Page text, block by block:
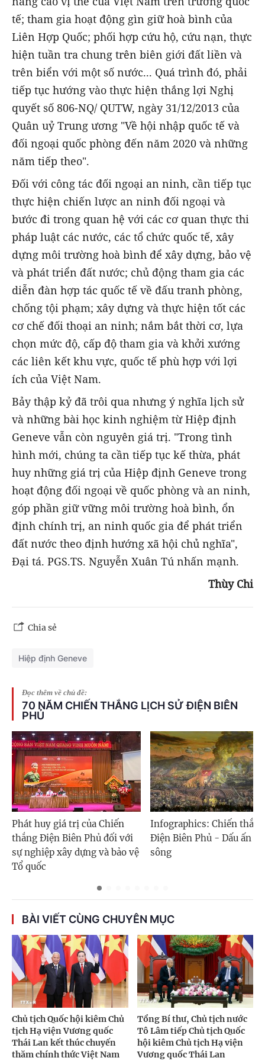
tế; tham gia hoạt động gìn giữ hoà bình của
Liên Hợp Quốc; phối hợp cứu hộ, cứu nạn, thực
hiện tuần tra chung trên biên giới đất liền và
trên biển với một số nước... Quá trình đó, phải
tiếp tục hướng vào thực hiện thắng lợi Nghị
quyết số 806-NQ/ QUTW, ngày 31/12/2013 của
Quân uỷ Trung ương "Về hội nhập quốc tế và
đối ngoại quốc phòng đến năm 2020 và những
năm tiếp theo".
Đối với công tác đối ngoại an ninh, cần tiếp tục
thực hiện chiến lược an ninh đối ngoại và
bước đi trong quan hệ với các cơ quan thực thi
pháp luật các nước, các tổ chức quốc tế, xây
dựng môi trường hoà bình để xây dựng, bảo vệ
và phát triển đất nước; chủ động tham gia các
diễn đàn hợp tác quốc tế về đấu tranh phòng,
chống tội phạm; xây dựng và thực hiện tốt các
cơ chế đối thoại an ninh; nắm bắt thời cơ, lựa
chọn mức độ, cấp độ tham gia và khởi xướng
các liên kết khu vực, quốc tế phù hợp với lợi
ích của Việt Nam.
Bảy thập kỷ đã trôi qua nhưng ý nghĩa lịch sử
và những bài học kinh nghiệm từ Hiệp định
Geneve vẫn còn nguyên giá trị. "Trong tình
hình mới, chúng ta cần tiếp tục kế thừa, phát
huy những giá trị của Hiệp định Geneve trong
hoạt động đối ngoại về quốc phòng và an ninh,
góp phần giữ vững môi trường hoà bình, ổn
định chính trị, an ninh quốc gia để phát triển
đất nước theo định hướng xã hội chủ nghĩa",
Đại tá. PGS.TS. Nguyễn Xuân Tú nhấn mạnh.
Thùy Chi
Chia sẻ
Hiệp định Geneve
Đọc thêm về chủ đề:
70 NĂM CHIẾN THẮNG LỊCH SỬ ĐIỆN BIÊN
PHỦ
Phát huy giá trị của Chiến
thắng Điện Biên Phủ đối với
sự nghiệp xây dựng và bảo vệ
Tổ quốc
Infographics: Chiến thắng
Điện Biên Phủ - Dấu ấn
sông
BÀI VIẾT CÙNG CHUYÊN MỤC
Chủ tịch Quốc hội kiêm Chủ
tịch Hạ viện Vương quốc
Thái Lan kết thúc chuyến
thăm chính thức Việt Nam
Tổng Bí thư, Chủ tịch nước
Tô Lâm tiếp Chủ tịch Quốc
hội kiêm Chủ tịch Hạ viện
Vương quốc Thái Lan